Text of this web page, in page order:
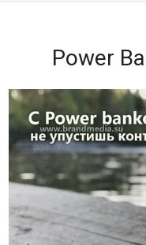
Power